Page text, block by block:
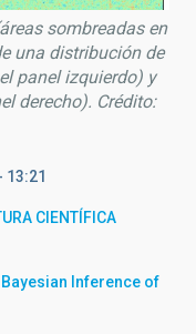
sombreadas en
una distribución de
panel izquierdo) y
derecho). Crédito:
13:21
CIENTÍFICA
Bayesian Inference of